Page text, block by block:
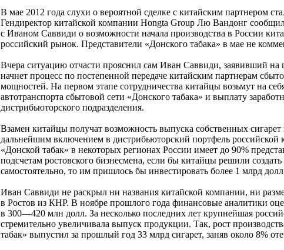
В мае 2012 года слухи о вероятной сделке с китайским партнером
Гендиректор китайской компании Hongta Group Лю Вандонг
с Иваном Саввиди о возможности начала производства в России
российский рынок. Представители «Донского табака» в мае не
Вчера ситуацию отчасти прояснил сам Иван Саввиди, заявивший на
начнет процесс по постепенной передаче китайским партнерам
мощностей. На первом этапе сотрудничества китайцы возьмут на
автотранспорта сбытовой сети «Донского табака» и выплату
дистрибьюторского подразделения.
Взамен китайцы получат возможность выпуска собственных
дальнейшим включением в дистрибьюторский портфель
«Донской табак» в некоторых регионах России имеет до 90%
подсчетам ростовского бизнесмена, если бы китайцы решили
самостоятельно, то им пришлось бы инвестировать более 1 млрд
Иван Саввиди не раскрыл ни названия китайской компании, ни
в Ростов из КНР. В ноябре прошлого года финансовые аналитики
в 300—420 млн долл. За несколько последних лет крупнейшая
стремительно увеличивала выпуск продукции. Так, рост
табак» выпустил за прошлый год 33 млрд сигарет, заняв около 8%